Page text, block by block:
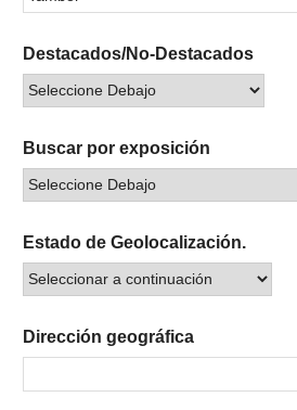
Destacados/No-Destacados
Buscar por exposición
Estado de Geolocalización.
Dirección geográfica